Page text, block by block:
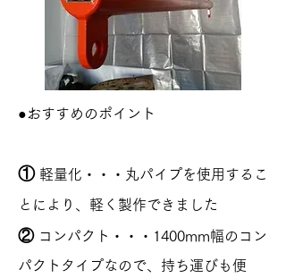
●おすすめのポイント
① 軽量化・・・丸パイプを使用するこ
とにより、軽く製作できました
②コンパクト・・・1400mm幅のコン
パクトタイプなので、持ち運びも便